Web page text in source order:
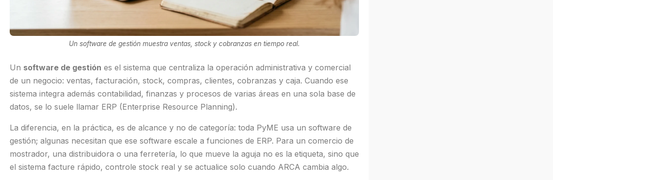
Un software de gestión muestra ventas, stock y cobranzas en tiempo real.
Un software de gestión es el sistema que centraliza la operación administrativa y comercial
de un negocio: ventas, facturación, stock, compras, clientes, cobranzas y caja. Cuando ese
sistema integra además contabilidad, finanzas y procesos de varias áreas en una sola base de
datos, se lo suele llamar ERP (Enterprise Resource Planning).
La diferencia, en la práctica, es de alcance y no de categoría: toda PyME usa un software de
gestión; algunas necesitan que ese software escale a funciones de ERP. Para un comercio de
mostrador, una distribuidora o una ferretería, lo que mueve la aguja no es la etiqueta, sino que
el sistema facture rápido, controle stock real y se actualice solo cuando ARCA cambia algo.